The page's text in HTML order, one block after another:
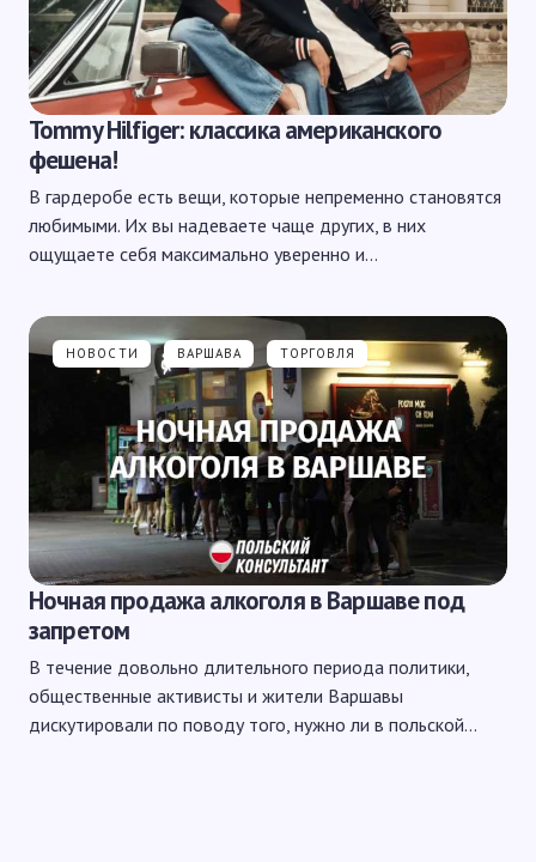
Tommy Hilfiger: классика американского
фешена!
В гардеробе есть вещи, которые непременно становятся
любимыми. Их вы надеваете чаще других, в них
ощущаете себя максимально уверенно и…
НОВОСТИ ВАРШАВА ТОРГОВЛЯ
Ночная продажа алкоголя в Варшаве под
запретом
В течение довольно длительного периода политики,
общественные активисты и жители Варшавы
дискутировали по поводу того, нужно ли в польской…